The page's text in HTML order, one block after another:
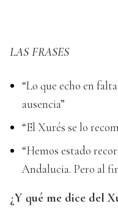
LAS FRASES
“Lo que echo en
ausencia”
“El Xurés se lo
“Hemos estado
Andalucia. Pero al
¿Y qué me dice del